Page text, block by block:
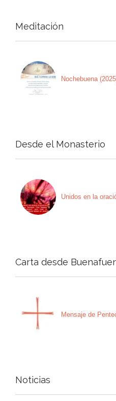
Meditación
Nochebuena
Desde el Monasterio
Unidos en la
Carta desde
Mensaje de
Noticias